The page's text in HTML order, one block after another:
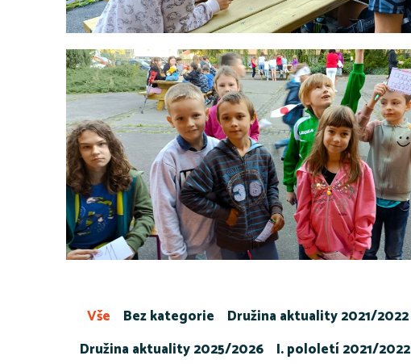
Bez kategorie Družina aktuality 2021/2022
Družina aktuality 2025/2026
I. pololetí 2021/2022
Vše